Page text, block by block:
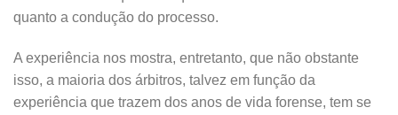
quanto a condução do processo.
A experiência nos mostra, entretanto, que não obstante
isso, a maioria dos árbitros, talvez em função da
experiência que trazem dos anos de vida forense, tem se